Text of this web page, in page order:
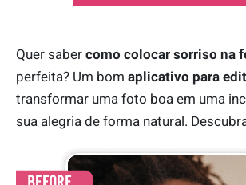
Quer saber como colocar sorriso na
perfeita? Um bom aplicativo para
transformar uma foto boa em uma
sua alegria de forma natural.